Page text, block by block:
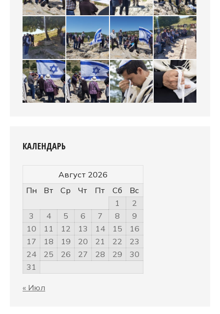
КАЛЕНДАРЬ
Август 2026
Пн
Вт Ср Чт Пт Сб
Вс
1
2
3
4 5 6 7 8
9
10
11 12 13 14 15
16
17
18 19 20 21 22
23
24
25 26 27 28 29
30
31
« Июл